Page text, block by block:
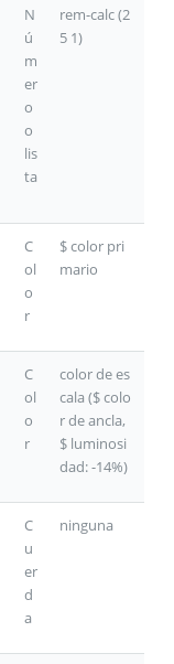
N
ú
m
er
o
o
lis
ta
rem-calc (2
5 1)
C
ol
o
r
$ color pri
mario
C
ol
o
r
color de es
cala ($ colo
r de ancla,
$ luminosi
dad: -14%)
C
u
er
d
a
ninguna